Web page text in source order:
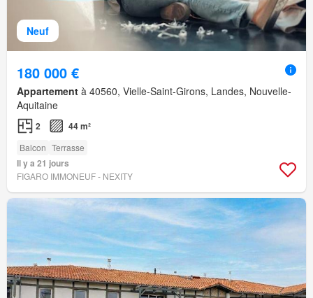
Neuf
180 000 €
Appartement à 40560, Vielle-Saint-Girons, Landes, Nouvelle-
Aquitaine
2 44 m²
Balcon Terrasse
Il y a 21 jours
FIGARO IMMONEUF - NEXITY